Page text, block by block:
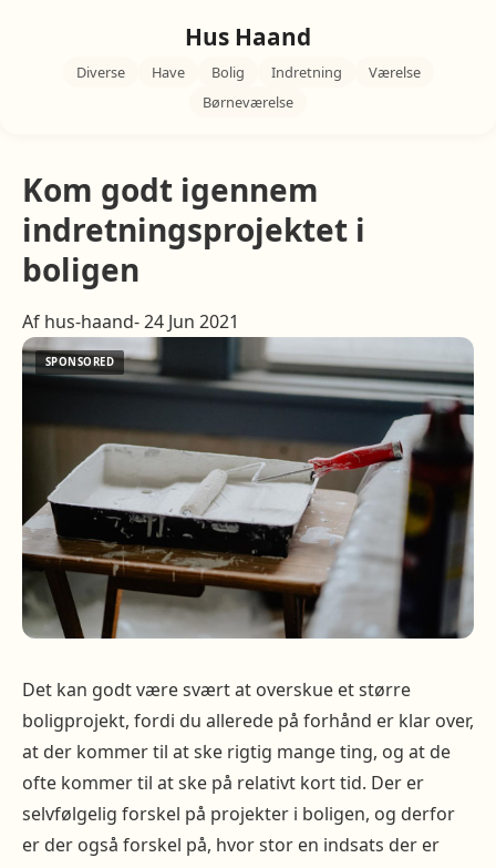
Hus Haand
Diverse Have Bolig Indretning
Værelse
Børneværelse
Kom godt igennem
indretningsprojektet i
boligen
Af hus-haand- 24 Jun 2021
Det kan godt være svært at overskue et større
boligprojekt, fordi du allerede på forhånd er klar over,
at der kommer til at ske rigtig mange ting, og at de
ofte kommer til at ske på relativt kort tid. Der er
selvfølgelig forskel på projekter i boligen, og derfor
er der også forskel på, hvor stor en indsats der er